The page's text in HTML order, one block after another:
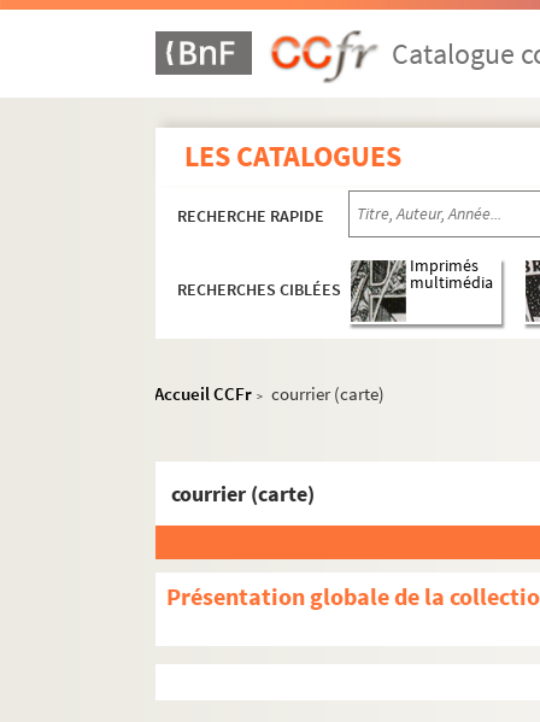
Catalogue
LES CATALOGUES
RECHERCHE RAPIDE
RECHERCHES CIBLÉES
Imprimés
multimédia
Accueil CCFr > courrier (carte)
courrier (carte)
Présentation globale de la